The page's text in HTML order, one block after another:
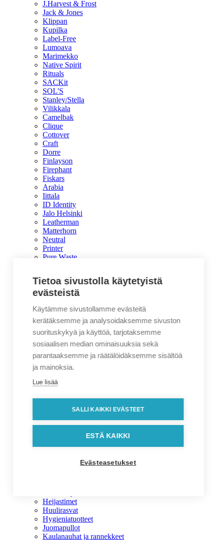
J.Harvest & Frost
Jack & Jones
Klippan
Kupilka
Label-Free
Lumoava
Marimekko
Native Spirit
Rituals
SACKit
SOL'S
Stanley/Stella
Vilikkala
Camelbak
Clique
Cottover
Craft
Dorre
Finlayson
Firephant
Fiskars
Arabia
Iittala
ID Identity
Jalo Helsinki
Leatherman
Matterhorn
Neutral
Printer
Pure Waste
Keittiötarvikkeet
Keittiötarvikkeet
Ensiapulaukut ja -tarvikkeet
Essut
Grillaustarvikkeet
Keittiölaitteet
Keittiöpyyhkeet ja tiskirätit
Keittiösetit
Leivontatarvikkeet
Mukit ja lasit
Paistomittarit ja munakellot
Patalaput ja pannualuset
Pippurimyllyt ja maustepurkit
Sammuttimet ja palohälyttimet
Tarjoiluastiat
Veitset
Viinitarvikkeet ja pullonavaajat
Vuolukivituotteet
Mainoslahjat
Aurinkolasit
Heijastimet
Huulirasvat
Hygieniatuotteet
Juomapullot
Kaulanauhat ja rannekkeet
Tietoa sivustolla käytetyistä
evästeistä
Käytämme sivustollamme evästeitä
kerätäksemme ja analysoidaksemme sivuston
suorituskykyä ja käyttöä, tarjotaksemme
sosiaalisen median ominaisuuksia sekä
parantaaksemme ja räätälöidäksemme sisältöä
ja mainoksia.
Lue lisää
SALLI KAIKKI EVÄSTEET
ESTÄ KAIKKI
Evästeasetukset